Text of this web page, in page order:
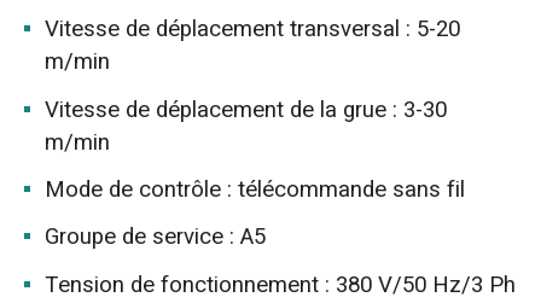
Vitesse de déplacement transversal : 5-20
m/min
Vitesse de déplacement de la grue : 3-30
m/min
Mode de contrôle : télécommande sans fil
Groupe de service : A5
Tension de fonctionnement : 380 V/50 Hz/3 Ph